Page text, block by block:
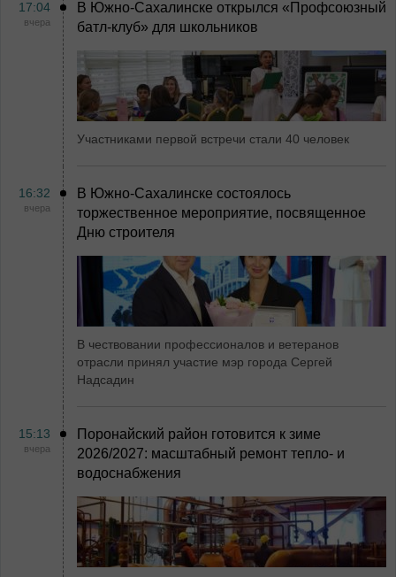
17:04
вчера
В Южно-Сахалинске открылся «Профсоюзный
батл-клуб» для школьников
Участниками первой встречи стали 40 человек
16:32
вчера
В Южно-Сахалинске состоялось
торжественное мероприятие, посвященное
Дню строителя
В чествовании профессионалов и ветеранов
отрасли принял участие мэр города Сергей
Надсадин
15:13
вчера
Поронайский район готовится к зиме
2026/2027: масштабный ремонт тепло- и
водоснабжения